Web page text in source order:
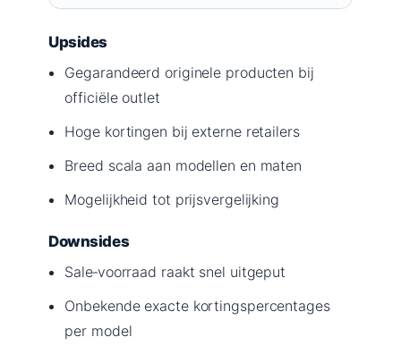
Upsides
Gegarandeerd originele producten bij
officiële outlet
Hoge kortingen bij externe retailers
Breed scala aan modellen en maten
Mogelijkheid tot prijsvergelijking
Downsides
Sale‑voorraad raakt snel uitgeput
Onbekende exacte kortingspercentages
per model